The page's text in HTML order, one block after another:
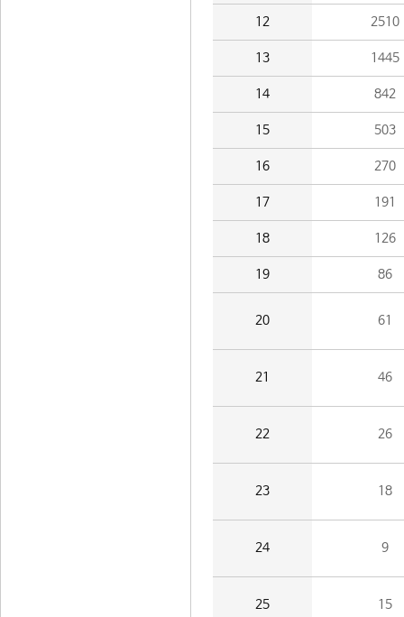
12 2510
13 1445
14 842
15 503
16 270
17 191
18 126
19 86
20 61
21 46
22 26
23 18
24 9
25 15